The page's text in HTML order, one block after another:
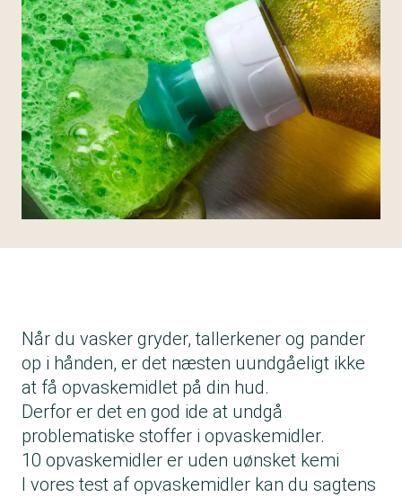
Når du vasker gryder, tallerkener og pander
op i hånden, er det næsten uundgåeligt ikke
at få opvaskemidlet på din hud.
Derfor er det en god ide at undgå
problematiske stoffer i opvaskemidler.
10 opvaskemidler er uden uønsket kemi
I vores test af opvaskemidler kan du sagtens